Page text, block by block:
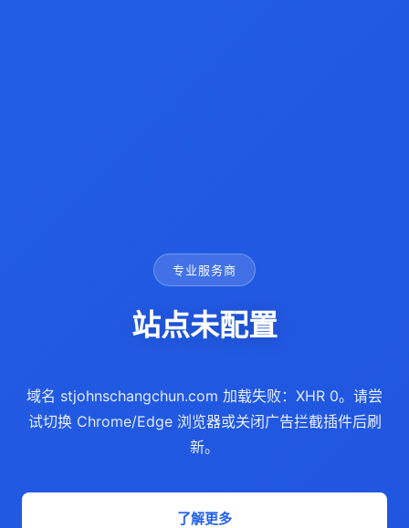
专业服务商
站点未配置
域名 stjohnschangchun.com 加载失败：XHR 0。请尝
试切换 Chrome/Edge 浏览器或关闭广告拦截插件后刷
新。
了解更多